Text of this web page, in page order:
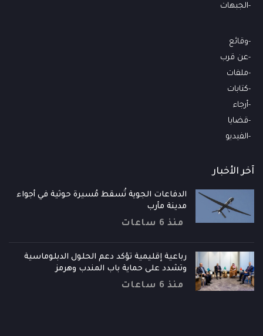
الجبهات
وقائع
عن قرب
ملفات
كتابات
أرجاء
قضايا
الفيديو
آخر الأخبار
الدفاعات الجوية تُسقط مُسيرة حوثية في أجواء
مدينة مأرب
منذ 6 ساعات
رباعية إقليمية تؤكد دعم الحلول الدبلوماسية
وتشدد على حماية باب المندب وهرمز
منذ 6 ساعات